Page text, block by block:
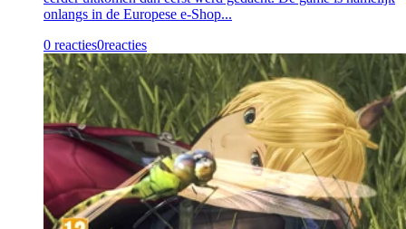
onlangs in de Europese e-Shop...
0 reacties0reacties